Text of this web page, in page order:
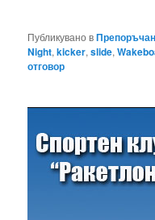
Публикувано в
Night,kicker,slide,
отговор